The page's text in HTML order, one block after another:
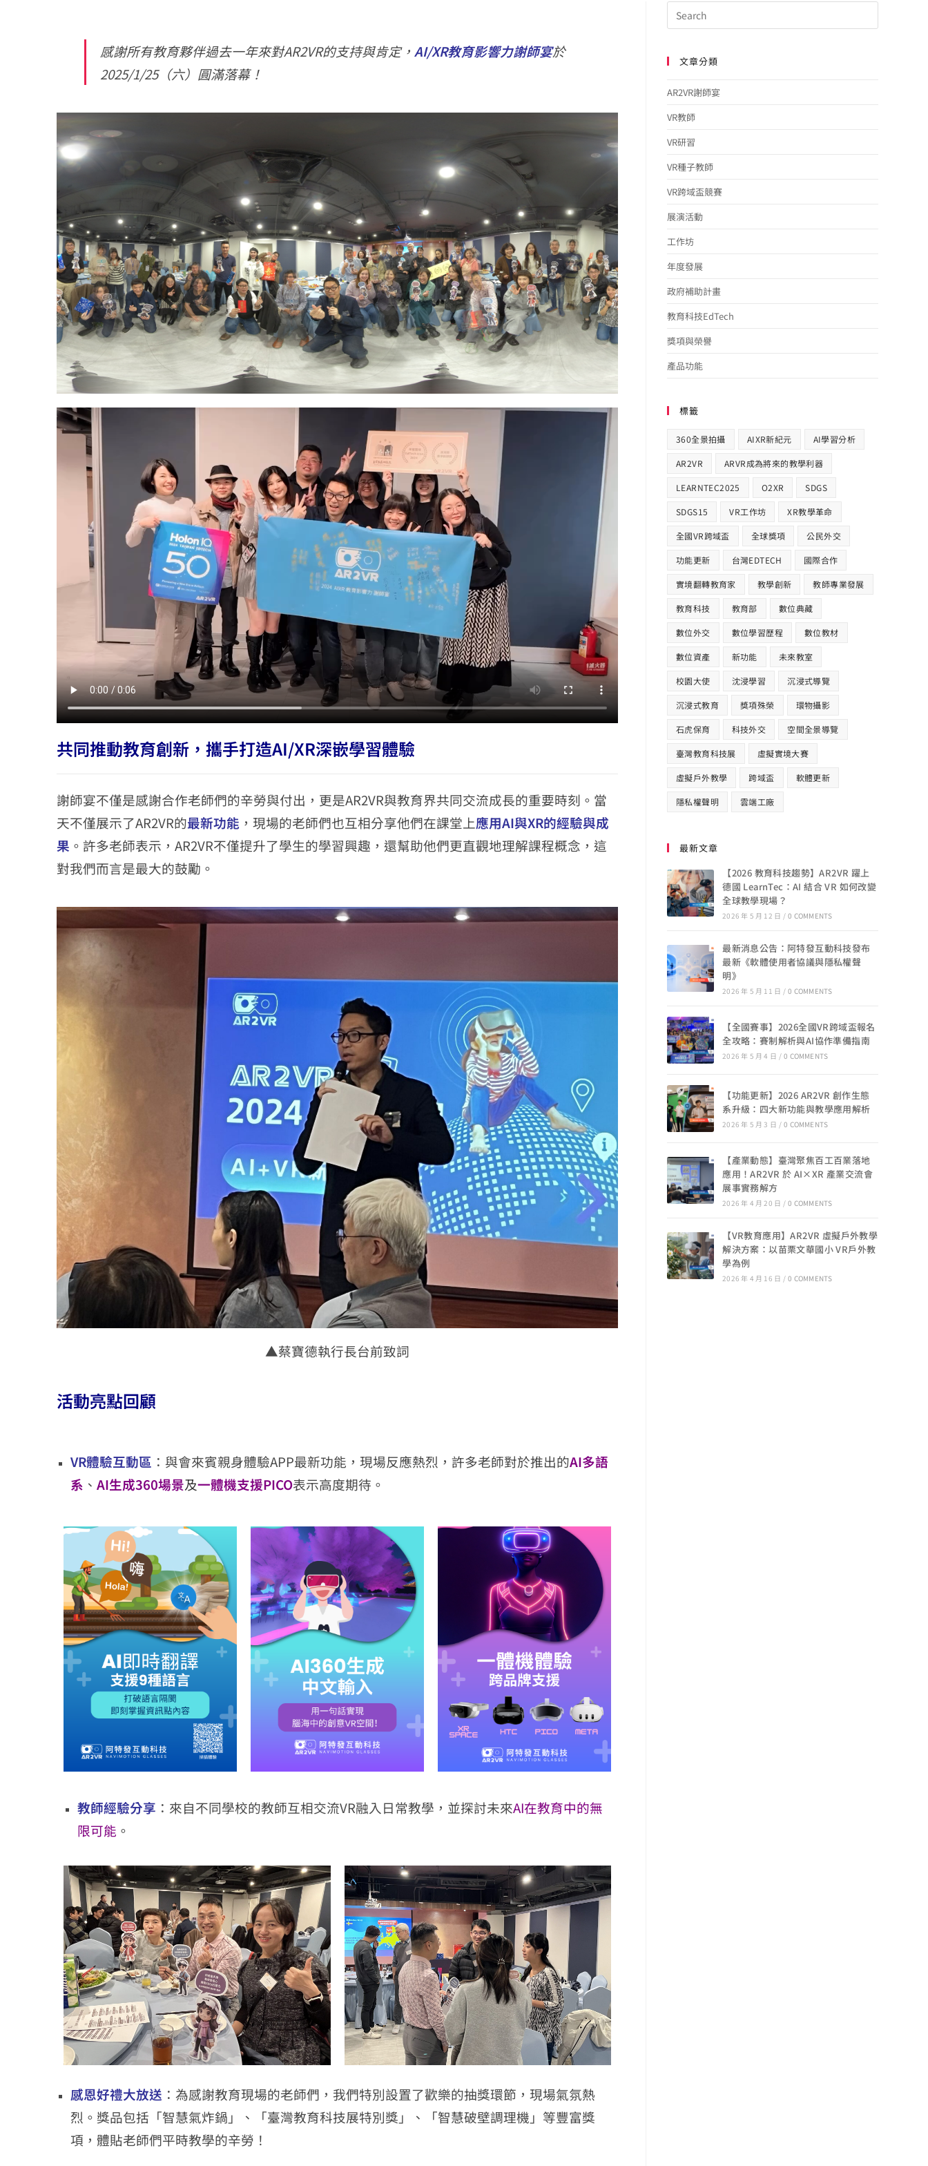
感謝所有教育夥伴過去一年來對AR2VR的支持與肯定， AI/XR教育影響力謝師宴於
2025/1/25（六）圓滿落幕！
共同推動教育創新，攜手打造AI/XR深嵌學習體驗
謝師宴不僅是感謝合作老師們的辛勞與付出，更是AR2VR與教育界共同交流成長的重要時刻。當
天不僅展示了AR2VR的最新功能 ，現場的老師們也互相分享他們在課堂上應用AI與XR的經驗與成
果 。許多老師表示，AR2VR不僅提升了學生的學習興趣，還幫助他們更直觀地理解課程概念，這
對我們而言是最大的鼓勵。
▲蔡寶德執行長台前致詞
活動亮點回顧
VR體驗互動區 ：與會來賓親身體驗APP最新功能，現場反應熱烈，許多老師對於推出的AI多語
系 、 AI生成360場景及一體機支援PICO表示高度期待。
教師經驗分享 ：來自不同學校的教師互相交流VR融入日常教學，並探討未來AI在教育中的無
限可能 。
感恩好禮大放送 ：為感謝教育現場的老師們，我們特別設置了歡樂的抽獎環節，現場氣氛熱
烈。獎品包括「智慧氣炸鍋」、「臺灣教育科技展特別獎」、「智慧破壁調理機」等豐富獎
項，體貼老師們平時教學的辛勞！
文章分類
AR2VR謝師宴
VR教師
VR研習
VR種子教師
VR跨域盃競賽
展演活動
工作坊
年度發展
政府補助計畫
教育科技EdTech
獎項與榮譽
產品功能
標籤
360全景拍攝 AIXR新紀元 AI學習分析
AR2VR ARVR成為將來的教學利器
LEARNTEC2025 O2XR SDGS
SDGS15 VR工作坊 XR教學革命
全國VR跨域盃 全球獎項 公民外交
功能更新 台灣EDTECH 國際合作​
實境翻轉教育家 教學創新 教師專業發展
教育科技 教育部 數位典藏
數位外交 數位學習歷程 數位教材
數位資產 新功能 未來教室
校園大使 沈浸學習 沉浸式導覽
沉浸式教育 獎項殊榮 環物攝影
石虎保育 科技外交 空間全景導覽
臺灣教育科技展 虛擬實境大賽
虛擬戶外教學 跨域盃 軟體更新
隱私權聲明 雲端工廠
最新文章
【2026 教育科技趨勢】AR2VR 躍上
德國 LearnTec：AI 結合 VR 如何改變
全球教學現場？
2026 年 5 月 12 日 / 0 COMMENTS
最新消息公告：阿特發互動科技發布
最新《軟體使用者協議與隱私權聲
明》
2026 年 5 月 11 日 / 0 COMMENTS
【全國賽事】2026全國VR跨域盃報名
全攻略：賽制解析與AI協作準備指南
2026 年 5 月 4 日 / 0 COMMENTS
【功能更新】2026 AR2VR 創作生態
系升級：四大新功能與教學應用解析
2026 年 5 月 3 日 / 0 COMMENTS
【產業動態】臺灣聚焦百工百業落地
應用！AR2VR 於 AI×XR 產業交流會
展事實務解方
2026 年 4 月 20 日 / 0 COMMENTS
【VR教育應用】AR2VR 虛擬戶外教學
解決方案：以苗栗文華國小 VR戶外教
學為例
2026 年 4 月 16 日 / 0 COMMENTS